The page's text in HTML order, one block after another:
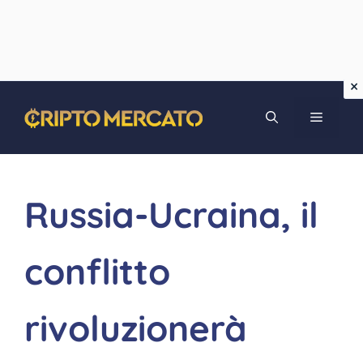
contenuto
MENU
Russia-Ucraina, il
conflitto
rivoluzionerà